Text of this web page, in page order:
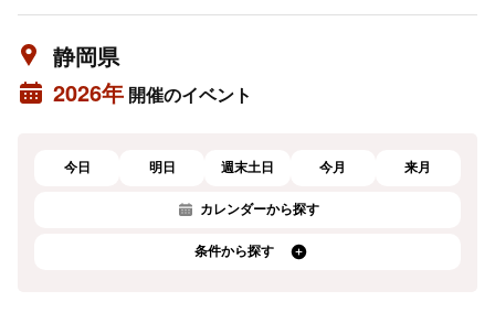
静岡県
2026年 開催のイベント
今日 明日 週末土日 今月 来月
カレンダーから探す
条件から探す